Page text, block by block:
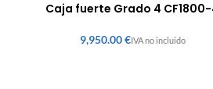
Caja fuerte Grado 4
€